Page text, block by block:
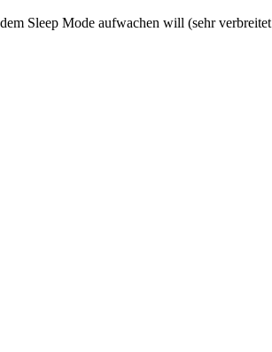
Sleep Mode aufwachen will (sehr